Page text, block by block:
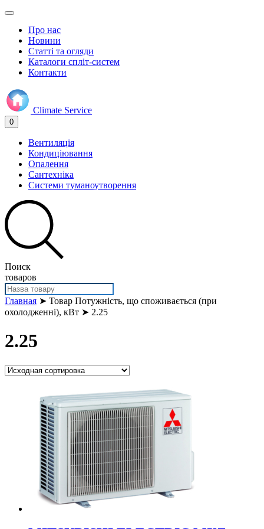
Про нас
Новини
Статті та огляди
Каталоги спліт-систем
Контакти
Climate Service
0
Вентиляція
Кондиціювання
Опалення
Сантехніка
Системи туманоутворення
Поиск
товаров
Главная ➤ Товар Потужність, що споживається (при
охолодженні), кВт ➤ 2.25
2.25